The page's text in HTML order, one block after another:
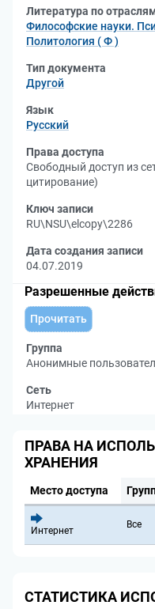
Литература по
Философские науки.
Политология ( Ф )
Тип документа
Другой
Язык
Русский
Права доступа
Свободный доступ из
цитирование)
Ключ записи
RU\NSU\elcopy\2286
Дата создания записи
04.07.2019
Разрешенные
Прочитать
Группа
Анонимные
Сеть
Интернет
ПРАВА НА
ХРАНЕНИЯ
Место доступа
Интернет
Все
СТАТИСТИКА